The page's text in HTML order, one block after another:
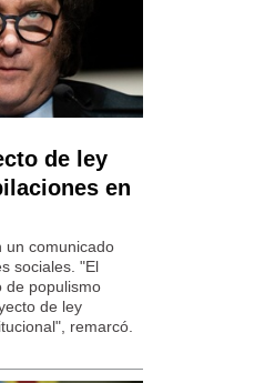
de ley
en
un comunicado
sociales. "El
de populismo
de ley
remarcó.